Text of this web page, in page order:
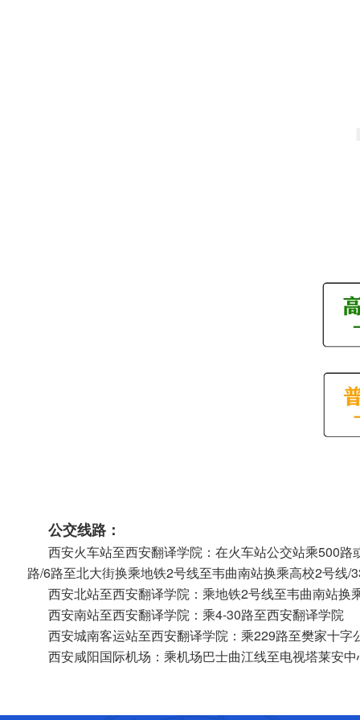
公交线路：
西安火车站至西安翻译学院：在火车站公交站乘500
路/6路至北大街换乘地铁2号线至韦曲南站换乘高校2号线/
西安北站至西安翻译学院：乘地铁2号线至韦曲南站换
西安南站至西安翻译学院：乘4-30路至西安翻译学院
西安城南客运站至西安翻译学院：乘229路至樊家十
西安咸阳国际机场：乘机场巴士曲江线至电视塔莱安